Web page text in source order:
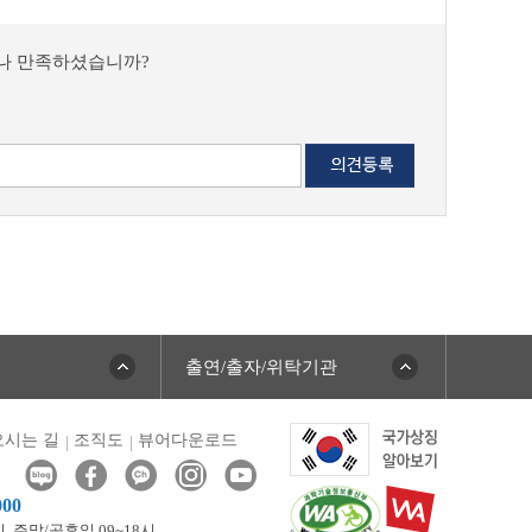
만족하셨습니까?
출연/출자/위탁기관
시는 길 조직도 뷰어다운로드